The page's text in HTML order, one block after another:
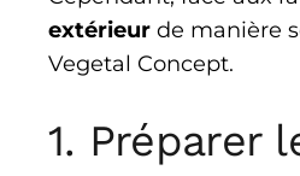
extérieur de manière
Vegetal Concept.
1. Préparer